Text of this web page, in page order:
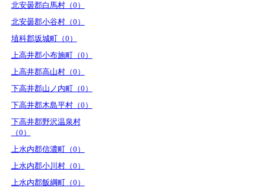
北安曇郡白馬村（0）
北安曇郡小谷村（0）
埴科郡坂城町（0）
上高井郡小布施町（0）
上高井郡高山村（0）
下高井郡山ノ内町（0）
下高井郡木島平村（0）
下高井郡野沢温泉村
（0）
上水内郡信濃町（0）
上水内郡小川村（0）
上水内郡飯綱町（0）